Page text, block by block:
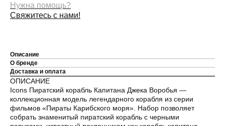
Нужна помощь?
Свяжитесь с нами!
Описание
О бренде
Доставка и оплата
ОПИСАНИЕ
Icons Пиратский корабль Капитана Джека Воробья —
коллекционная модель легендарного корабля из серии
фильмов «Пираты Карибского моря». Набор позволяет
собрать знаменитый пиратский корабль с черными